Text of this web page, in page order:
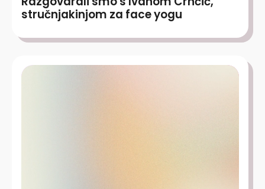
stručnjakinjom za face yogu